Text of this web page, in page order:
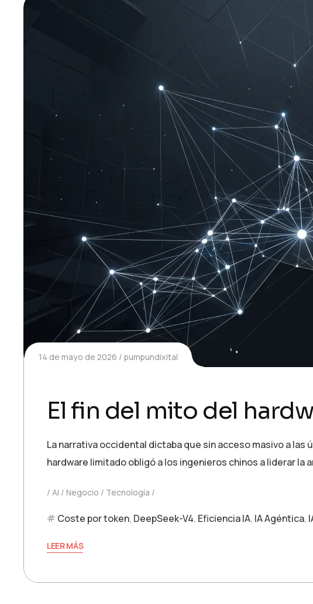
14 de mayo de 2026 pumpundixital
El fin del mito del
La narrativa occidental dictaba que sin acceso masivo a las
hardware limitado obligó a los ingenieros chinos a liderar
AI Negocio Tecnología
Coste por token, DeepSeek-V4, Eficiencia IA, IA Agéntica,
LEER MÁS